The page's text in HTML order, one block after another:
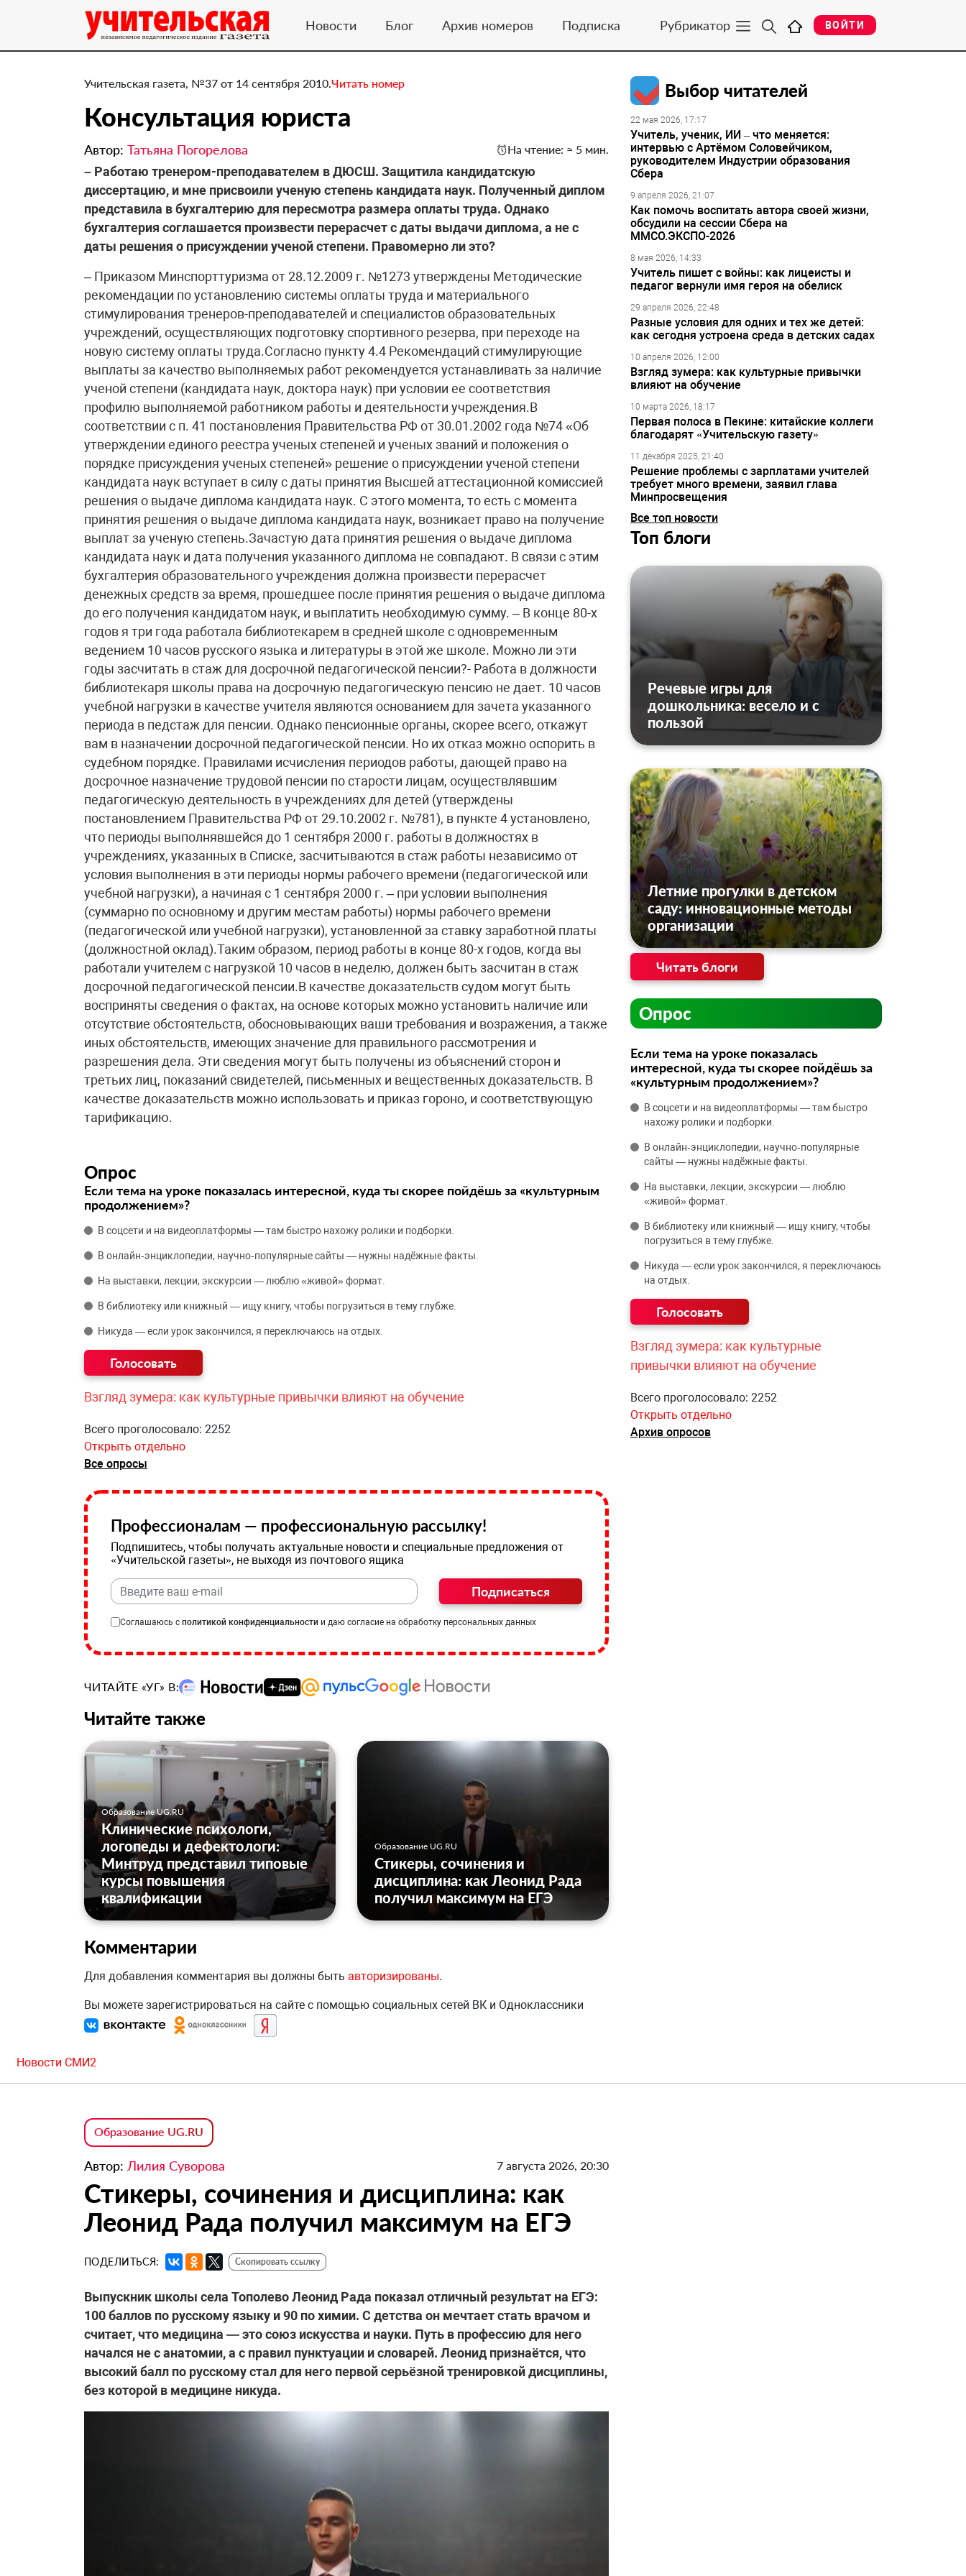
Новости Блог Архив номеров Подписка Рубрикатор ВОЙТИ
Учительская газета, №37 от 14 сентября 2010.Читать номер
Консультация юриста
Автор: Татьяна Погорелова На чтение: ≈ 5 мин.
– Работаю тренером-преподавателем в ДЮСШ. Защитила кандидатскую
диссертацию, и мне присвоили ученую степень кандидата наук. Полученный диплом
представила в бухгалтерию для пересмотра размера оплаты труда. Однако
бухгалтерия соглашается произвести перерасчет с даты выдачи диплома, а не с
даты решения о присуждении ученой степени. Правомерно ли это?
– Приказом Минспорттуризма от 28.12.2009 г. №1273 утверждены Методические
рекомендации по установлению системы оплаты труда и материального
стимулирования тренеров-преподавателей и специалистов образовательных
учреждений, осуществляющих подготовку спортивного резерва, при переходе на
новую систему оплаты труда.Согласно пункту 4.4 Рекомендаций стимулирующие
выплаты за качество выполняемых работ рекомендуется устанавливать за наличие
ученой степени (кандидата наук, доктора наук) при условии ее соответствия
профилю выполняемой работником работы и деятельности учреждения.В
соответствии с п. 41 постановления Правительства РФ от 30.01.2002 года №74 «Об
утверждении единого реестра ученых степеней и ученых званий и положения о
порядке присуждения ученых степеней» решение о присуждении ученой степени
кандидата наук вступает в силу с даты принятия Высшей аттестационной комиссией
решения о выдаче диплома кандидата наук. С этого момента, то есть с момента
принятия решения о выдаче диплома кандидата наук, возникает право на получение
выплат за ученую степень.Зачастую дата принятия решения о выдаче диплома
кандидата наук и дата получения указанного диплома не совпадают. В связи с этим
бухгалтерия образовательного учреждения должна произвести перерасчет
денежных средств за время, прошедшее после принятия решения о выдаче диплома
до его получения кандидатом наук, и выплатить необходимую сумму. – В конце 80-х
годов я три года работала библиотекарем в средней школе с одновременным
ведением 10 часов русского языка и литературы в этой же школе. Можно ли эти
годы засчитать в стаж для досрочной педагогической пенсии?- Работа в должности
библиотекаря школы права на досрочную педагогическую пенсию не дает. 10 часов
учебной нагрузки в качестве учителя являются основанием для зачета указанного
периода в педстаж для пенсии. Однако пенсионные органы, скорее всего, откажут
вам в назначении досрочной педагогической пенсии. Но их отказ можно оспорить в
судебном порядке. Правилами исчисления периодов работы, дающей право на
досрочное назначение трудовой пенсии по старости лицам, осуществлявшим
педагогическую деятельность в учреждениях для детей (утверждены
постановлением Правительства РФ от 29.10.2002 г. №781), в пункте 4 установлено,
что периоды выполнявшейся до 1 сентября 2000 г. работы в должностях в
учреждениях, указанных в Списке, засчитываются в стаж работы независимо от
условия выполнения в эти периоды нормы рабочего времени (педагогической или
учебной нагрузки), а начиная с 1 сентября 2000 г. – при условии выполнения
(суммарно по основному и другим местам работы) нормы рабочего времени
(педагогической или учебной нагрузки), установленной за ставку заработной платы
(должностной оклад).Таким образом, период работы в конце 80-х годов, когда вы
работали учителем с нагрузкой 10 часов в неделю, должен быть засчитан в стаж
досрочной педагогической пенсии.В качестве доказательств судом могут быть
восприняты сведения о фактах, на основе которых можно установить наличие или
отсутствие обстоятельств, обосновывающих ваши требования и возражения, а также
иных обстоятельств, имеющих значение для правильного рассмотрения и
разрешения дела. Эти сведения могут быть получены из объяснений сторон и
третьих лиц, показаний свидетелей, письменных и вещественных доказательств. В
качестве доказательств можно использовать и приказ гороно, и соответствующую
тарификацию.
Опрос
Если тема на уроке показалась интересной, куда ты скорее пойдёшь за «культурным
продолжением»?
В соцсети и на видеоплатформы — там быстро нахожу ролики и подборки.
В онлайн‑энциклопедии, научно‑популярные сайты — нужны надёжные факты.
На выставки, лекции, экскурсии — люблю «живой» формат.
В библиотеку или книжный — ищу книгу, чтобы погрузиться в тему глубже.
Никуда — если урок закончился, я переключаюсь на отдых.
Взгляд зумера: как культурные привычки влияют на обучение
Всего проголосовало: 2252
Открыть отдельно
Все опросы
Профессионалам — профессиональную рассылку!
Подпишитесь, чтобы получать актуальные новости и специальные предложения от
«Учительской газеты», не выходя из почтового ящика
Подписаться
Соглашаюсь с политикой конфиденциальности и даю согласие на обработку персональных данных
ЧИТАЙТЕ «УГ» В:
Читайте также
Образование UG.RU
Клинические психологи,
логопеды и дефектологи:
Минтруд представил типовые
курсы повышения
квалификации
Образование UG.RU
Стикеры, сочинения и
дисциплина: как Леонид Рада
получил максимум на ЕГЭ
Комментарии
Для добавления комментария вы должны быть авторизированы.
Вы можете зарегистрироваться на сайте с помощью социальных сетей ВК и Одноклассники
Выбор читателей
22 мая 2026, 17:17
Учитель, ученик, ИИ – что меняется:
интервью с Артёмом Соловейчиком,
руководителем Индустрии образования
Сбера
9 апреля 2026, 21:07
Как помочь воспитать автора своей жизни,
обсудили на сессии Сбера на
ММСО.ЭКСПО-2026
8 мая 2026, 14:33
Учитель пишет с войны: как лицеисты и
педагог вернули имя героя на обелиск
29 апреля 2026, 22:48
Разные условия для одних и тех же детей:
как сегодня устроена среда в детских садах
10 апреля 2026, 12:00
Взгляд зумера: как культурные привычки
влияют на обучение
10 марта 2026, 18:17
Первая полоса в Пекине: китайские коллеги
благодарят «Учительскую газету»
11 декабря 2025, 21:40
Решение проблемы с зарплатами учителей
требует много времени, заявил глава
Минпросвещения
Все топ новости
Топ блоги
Речевые игры для
дошкольника: весело и с
пользой
Летние прогулки в детском
саду: инновационные методы
организации
Читать блоги
Опрос
Если тема на уроке показалась
интересной, куда ты скорее пойдёшь за
«культурным продолжением»?
В соцсети и на видеоплатформы — там быстро
нахожу ролики и подборки.
В онлайн‑энциклопедии, научно‑популярные
сайты — нужны надёжные факты.
На выставки, лекции, экскурсии — люблю
«живой» формат.
В библиотеку или книжный — ищу книгу, чтобы
погрузиться в тему глубже.
Никуда — если урок закончился, я переключаюсь
на отдых.
Взгляд зумера: как культурные
привычки влияют на обучение
Всего проголосовало: 2252
Открыть отдельно
Архив опросов
Новости СМИ2
Образование UG.RU
Автор: Лилия Суворова 7 августа 2026, 20:30
Стикеры, сочинения и дисциплина: как
Леонид Рада получил максимум на ЕГЭ
ПОДЕЛИТЬСЯ: Скопировать ссылку
Выпускник школы села Тополево Леонид Рада показал отличный результат на ЕГЭ:
100 баллов по русскому языку и 90 по химии. С детства он мечтает стать врачом и
считает, что медицина — это союз искусства и науки. Путь в профессию для него
начался не с анатомии, а с правил пунктуации и словарей. Леонид признаётся, что
высокий балл по русскому стал для него первой серьёзной тренировкой дисциплины,
без которой в медицине никуда.